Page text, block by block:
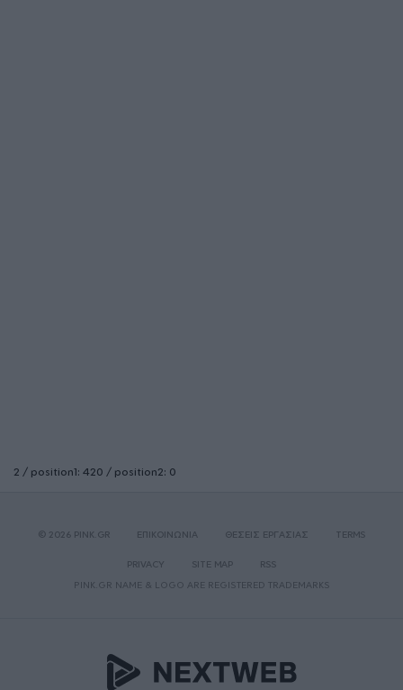
2 / position1: 420 / position2: 0
© 2026 PINK.GR ΕΠΙΚΟΙΝΩΝΙΑ ΘΕΣΕΙΣ ΕΡΓΑΣΙΑΣ TERMS
PRIVACY SITE MAP
RSS
PINK.GR NAME & LOGO ARE REGISTERED TRADEMARKS